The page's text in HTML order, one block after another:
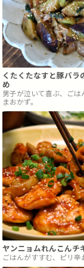
くたくたなすと豚バラ
め
男子が泣いて喜ぶ、ごは
まおかず。
ヤンニョムれんこんチ
ごはんがすすむ、ピリ辛